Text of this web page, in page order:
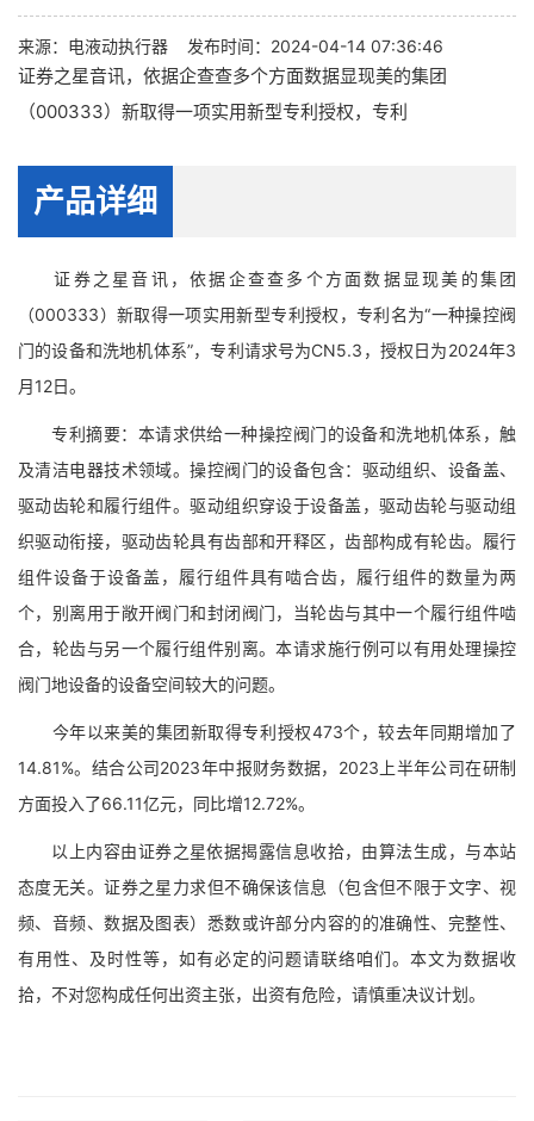
来源： 电液动执行器 发布时间：2024-04-14 07:36:46
证券之星音讯，依据企查查多个方面数据显现美的集团
（000333）新取得一项实用新型专利授权，专利
产品详细
证券之星音讯，依据企查查多个方面数据显现美的集团
（000333）新取得一项实用新型专利授权，专利名为“一种操控阀
门的设备和洗地机体系”，专利请求号为CN5.3，授权日为2024年3
月12日。
专利摘要：本请求供给一种操控阀门的设备和洗地机体系，触
及清洁电器技术领域。操控阀门的设备包含：驱动组织、设备盖、
驱动齿轮和履行组件。驱动组织穿设于设备盖，驱动齿轮与驱动组
织驱动衔接，驱动齿轮具有齿部和开释区，齿部构成有轮齿。履行
组件设备于设备盖，履行组件具有啮合齿，履行组件的数量为两
个，别离用于敞开阀门和封闭阀门，当轮齿与其中一个履行组件啮
合，轮齿与另一个履行组件别离。本请求施行例可以有用处理操控
阀门地设备的设备空间较大的问题。
今年以来美的集团新取得专利授权473个，较去年同期增加了
14.81%。结合公司2023年中报财务数据，2023上半年公司在研制
方面投入了66.11亿元，同比增12.72%。
以上内容由证券之星依据揭露信息收拾，由算法生成，与本站
态度无关。证券之星力求但不确保该信息（包含但不限于文字、视
频、音频、数据及图表）悉数或许部分内容的的准确性、完整性、
有用性、及时性等，如有必定的问题请联络咱们。本文为数据收
拾，不对您构成任何出资主张，出资有危险，请慎重决议计划。